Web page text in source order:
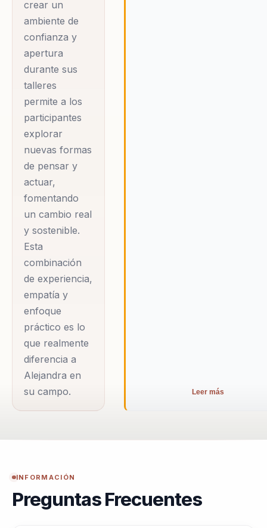
asistentes. Alejandra
que equipa a sus
audiencias con
herramientas
prácticas para
generar cambios
inmediatos en su
bienestar y
productividad. Cada
charla y taller es
diseñado según las
necesidades de su
público, asegurando
relevancia y
experiencia amplia
trabajando con
equipos
corporativos y
familias, su enfoque
combina ciencia,
experiencia y
empatía, ofreciendo
ambiente de trabajo
positivo, reduciendo
el estrés y
crear un
ambiente de
confianza y
apertura
durante sus
talleres
permite a los
participantes
explorar
nuevas formas
de pensar y
actuar,
fomentando
un cambio real
y sostenible.
Esta
combinación
de experiencia,
empatía y
enfoque
práctico es lo
que realmente
diferencia a
Alejandra en
su campo.
Leer más
INFORMACIÓN
Preguntas Frecuentes